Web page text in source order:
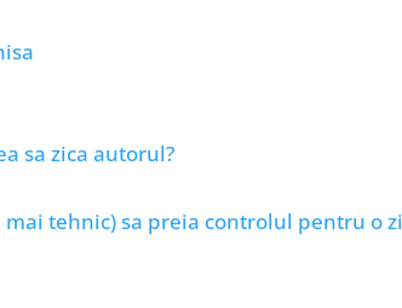
sa zica autorul?
mai tehnic) sa preia controlul pentru o zi